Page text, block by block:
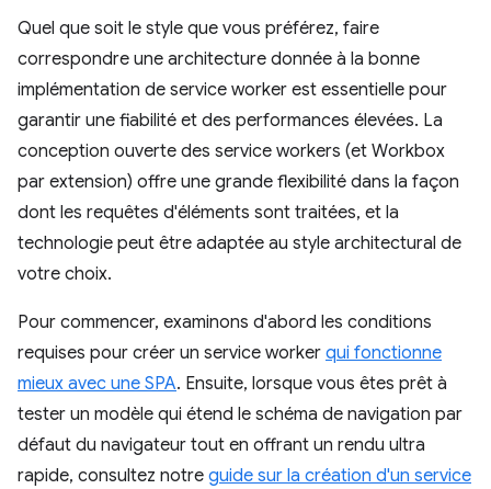
Quel que soit le style que vous préférez, faire
correspondre une architecture donnée à la bonne
implémentation de service worker est essentielle pour
garantir une fiabilité et des performances élevées. La
conception ouverte des service workers (et Workbox
par extension) offre une grande flexibilité dans la façon
dont les requêtes d'éléments sont traitées, et la
technologie peut être adaptée au style architectural de
votre choix.
Pour commencer, examinons d'abord les conditions
requises pour créer un service worker qui fonctionne
mieux avec une SPA. Ensuite, lorsque vous êtes prêt à
tester un modèle qui étend le schéma de navigation par
défaut du navigateur tout en offrant un rendu ultra
rapide, consultez notre guide sur la création d'un service